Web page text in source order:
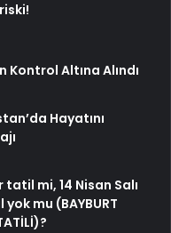
Kontrol Altına Alındı
Hayatını
mi, 14 Nisan Salı
mu (BAYBURT